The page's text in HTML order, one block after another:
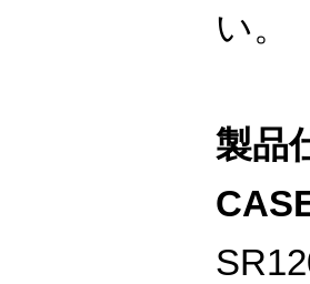
い。
製品